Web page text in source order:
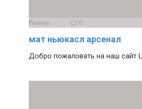
Разное 0
мат ньюкасл арсенал
Добро пожаловать на наш сайт